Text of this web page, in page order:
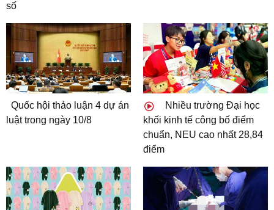
số
Quốc hội thảo luận 4 dự án
luật trong ngày 10/8
Nhiều trường Đại học
khối kinh tế công bố điểm
chuẩn, NEU cao nhất 28,84
điểm